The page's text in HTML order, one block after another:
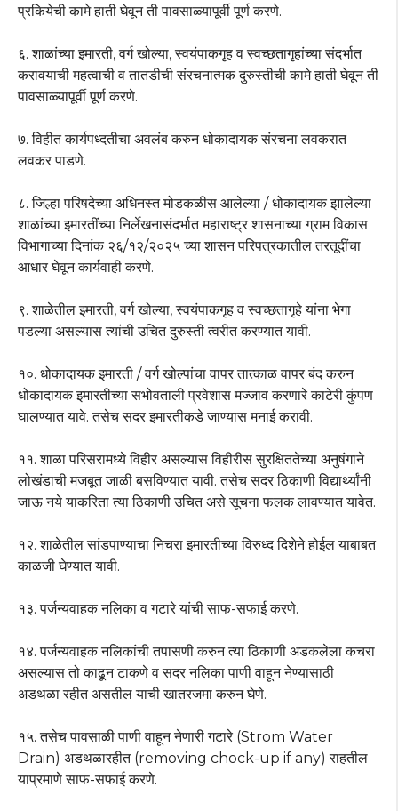
प्रकियेची कामे हाती घेवून ती पावसाळ्यापूर्वी पूर्ण करणे.
६. शाळांच्या इमारती, वर्ग खोल्या, स्वयंपाकगृह व स्वच्छतागृहांच्या संदर्भात
करावयाची महत्वाची व तातडीची संरचनात्मक दुरुस्तीची कामे हाती घेवून ती
पावसाळ्यापूर्वी पूर्ण करणे.
७. विहीत कार्यपध्दतीचा अवलंब करुन धोकादायक संरचना लवकरात
लवकर पाडणे.
८. जिल्हा परिषदेच्या अधिनस्त मोडकळीस आलेल्या / धोकादायक झालेल्या
शाळांच्या इमारतींच्या निर्लेखनासंदर्भात महाराष्ट्र शासनाच्या ग्राम विकास
विभागाच्या दिनांक २६/१२/२०२५ च्या शासन परिपत्रकातील तरतूदींचा
आधार घेवून कार्यवाही करणे.
९. शाळेतील इमारती, वर्ग खोल्या, स्वयंपाकगृह व स्वच्छतागृहे यांना भेगा
पडल्या असल्यास त्यांची उचित दुरुस्ती त्वरीत करण्यात यावी.
१०. धोकादायक इमारती / वर्ग खोल्पांचा वापर तात्काळ वापर बंद करुन
धोकादायक इमारतीच्या सभोवताली प्रवेशास मज्जाव करणारे काटेरी कुंपण
घालण्यात यावे. तसेच सदर इमारतीकडे जाण्यास मनाई करावी.
११. शाळा परिसरामध्ये विहीर असल्यास विहीरीस सुरक्षिततेच्या अनुषंगाने
लोखंडाची मजबूत जाळी बसविण्यात यावी. तसेच सदर ठिकाणी विद्यार्थ्यांनी
जाऊ नये याकरिता त्या ठिकाणी उचित असे सूचना फलक लावण्यात यावेत.
१२. शाळेतील सांडपाण्याचा निचरा इमारतीच्या विरुध्द दिशेने होईल याबाबत
काळजी घेण्यात यावी.
१३. पर्जन्यवाहक नलिका व गटारे यांची साफ-सफाई करणे.
१४. पर्जन्यवाहक नलिकांची तपासणी करुन त्या ठिकाणी अडकलेला कचरा
असल्यास तो काढून टाकणे व सदर नलिका पाणी वाहून नेण्यासाठी
अडथळा रहीत असतील याची खातरजमा करुन घेणे.
१५. तसेच पावसाळी पाणी वाहून नेणारी गटारे (Strom Water
Drain) अडथळारहीत (removing chock-up if any) राहतील
याप्रमाणे साफ-सफाई करणे.